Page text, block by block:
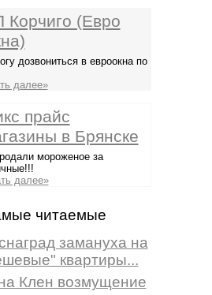
Корчиго (Евро
дозвониться в евроокна по
далее»
прайс
в Брянске
мороженое за
далее»
читаемые
замануха на
квартиры...
Клен возмущение